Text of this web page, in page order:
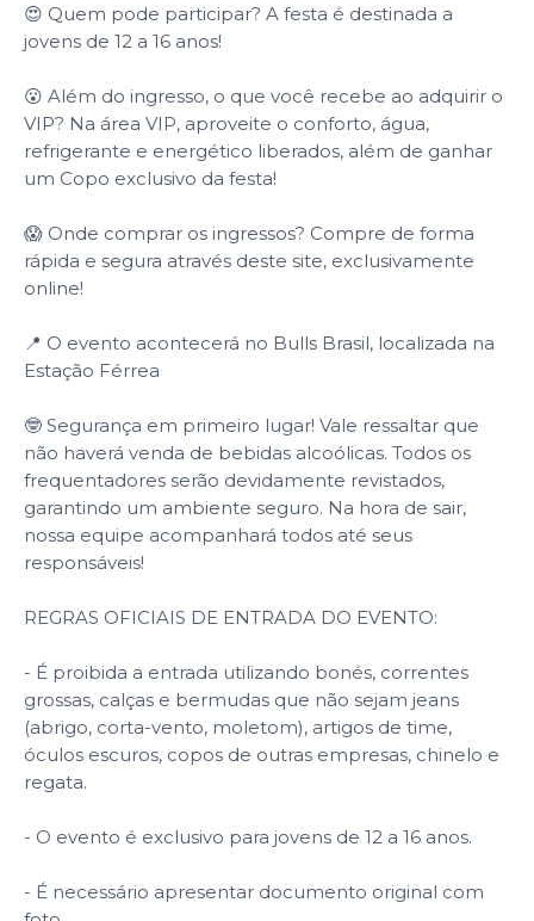
😍 Quem pode participar? A festa é destinada a
jovens de 12 a 16 anos!
😮 Além do ingresso, o que você recebe ao adquirir o
VIP? Na área VIP, aproveite o conforto, água,
refrigerante e energético liberados, além de ganhar
um Copo exclusivo da festa!
😱 Onde comprar os ingressos? Compre de forma
rápida e segura através deste site, exclusivamente
online!
📍 O evento acontecerá no Bulls Brasil, localizada na
Estação Férrea
🤓 Segurança em primeiro lugar! Vale ressaltar que
não haverá venda de bebidas alcoólicas. Todos os
frequentadores serão devidamente revistados,
garantindo um ambiente seguro. Na hora de sair,
nossa equipe acompanhará todos até seus
responsáveis!
REGRAS OFICIAIS DE ENTRADA DO EVENTO:
- É proibida a entrada utilizando bonés, correntes
grossas, calças e bermudas que não sejam jeans
(abrigo, corta-vento, moletom), artigos de time,
óculos escuros, copos de outras empresas, chinelo e
regata.
- O evento é exclusivo para jovens de 12 a 16 anos.
- É necessário apresentar documento original com